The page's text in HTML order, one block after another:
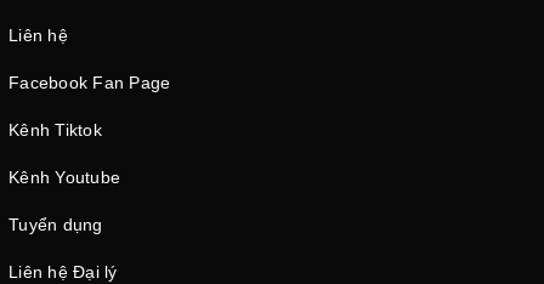
Liên hệ
Facebook Fan Page
Kênh Tiktok
Kênh Youtube
Tuyển dụng
Liên hệ Đại lý